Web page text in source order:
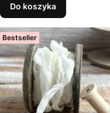
Do koszyka
Bestseller